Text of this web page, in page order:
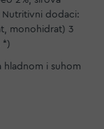
Nutritivni dodaci:
monohidrat) 3
*)
hladnom i suhom